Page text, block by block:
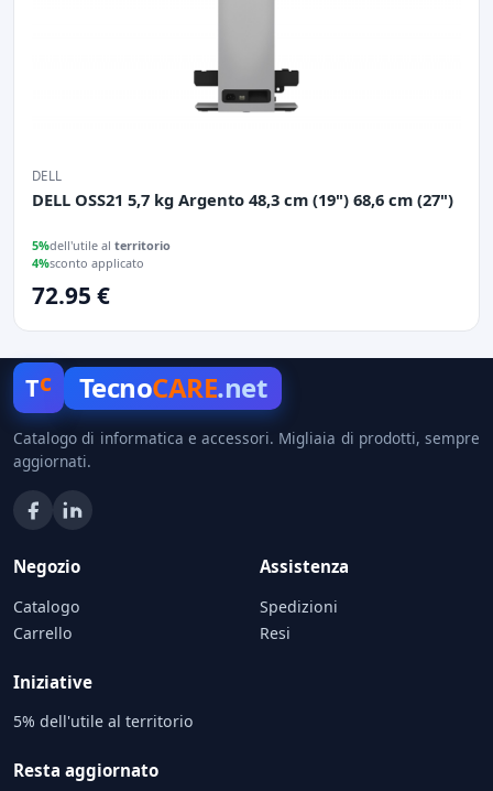
DELL
DELL OSS21 5,7 kg Argento 48,3 cm (19") 68,6 cm (27")
5%dell'utile al territorio
4%sconto applicato
72.95 €
Tc TecnoCARE.net
Catalogo di informatica e accessori. Migliaia di prodotti, sempre
aggiornati.
Negozio
Catalogo
Carrello
Assistenza
Spedizioni
Resi
Iniziative
5% dell'utile al territorio
Resta aggiornato